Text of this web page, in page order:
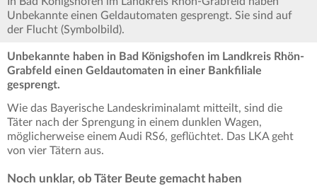
Unbekannte einen Geldautomaten gesprengt. Sie sind auf
der Flucht (Symbolbild).
Unbekannte haben in Bad Königshofen im Landkreis Rhön-
Grabfeld einen Geldautomaten in einer Bankfiliale
gesprengt.
Wie das Bayerische Landeskriminalamt mitteilt, sind die
Täter nach der Sprengung in einem dunklen Wagen,
möglicherweise einem Audi RS6, geflüchtet. Das LKA geht
von vier Tätern aus.
Noch unklar, ob Täter Beute gemacht haben